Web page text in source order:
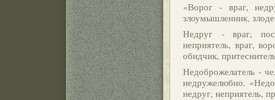
«Ворог - враг,
злоумышленник,
Недруг - враг,
неприятель, враг,
обидчик,
Недоброжелатель -
недружелюбно.
недруг, неприятель,